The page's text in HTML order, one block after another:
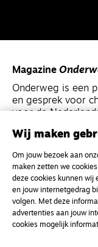
Magazine
Onderweg is een
en gesprek voor
voor de
Kvk-nummer
NL46 INGB 0117
Wij maken
Om jouw bezoek aan
maken zetten we
deze cookies kunnen wij
en jouw internetgedrag
volgen. Met deze
advertenties aan jouw
cookies mogelijk